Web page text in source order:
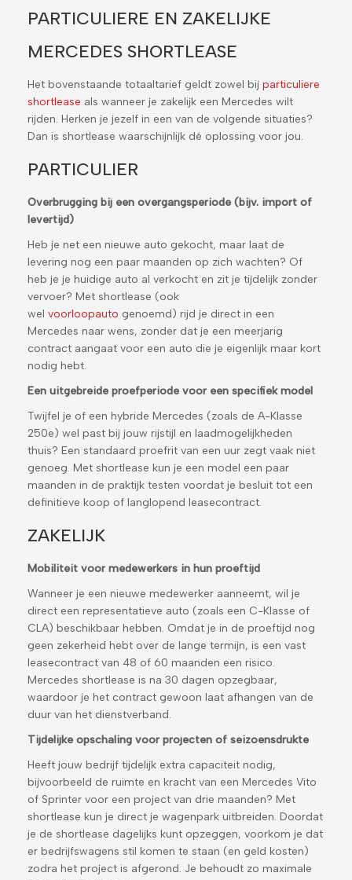
PARTICULIERE EN ZAKELIJKE
MERCEDES SHORTLEASE
Het bovenstaande totaaltarief geldt zowel bij particuliere
shortlease als wanneer je zakelijk een Mercedes wilt
rijden. Herken je jezelf in een van de volgende situaties?
Dan is shortlease waarschijnlijk dé oplossing voor jou.
PARTICULIER
Overbrugging bij een overgangsperiode (bijv. import of
levertijd)
Heb je net een nieuwe auto gekocht, maar laat de
levering nog een paar maanden op zich wachten? Of
heb je je huidige auto al verkocht en zit je tijdelijk zonder
vervoer? Met shortlease (ook
wel voorloopauto genoemd) rijd je direct in een
Mercedes naar wens, zonder dat je een meerjarig
contract aangaat voor een auto die je eigenlijk maar kort
nodig hebt.
Een uitgebreide proefperiode voor een specifiek model
Twijfel je of een hybride Mercedes (zoals de A-Klasse
250e) wel past bij jouw rijstijl en laadmogelijkheden
thuis? Een standaard proefrit van een uur zegt vaak niet
genoeg. Met shortlease kun je een model een paar
maanden in de praktijk testen voordat je besluit tot een
definitieve koop of langlopend leasecontract.
ZAKELIJK
Mobiliteit voor medewerkers in hun proeftijd
Wanneer je een nieuwe medewerker aanneemt, wil je
direct een representatieve auto (zoals een C-Klasse of
CLA) beschikbaar hebben. Omdat je in de proeftijd nog
geen zekerheid hebt over de lange termijn, is een vast
leasecontract van 48 of 60 maanden een risico.
Mercedes shortlease is na 30 dagen opzegbaar,
waardoor je het contract gewoon laat afhangen van de
duur van het dienstverband.
Tijdelijke opschaling voor projecten of seizoensdrukte
Heeft jouw bedrijf tijdelijk extra capaciteit nodig,
bijvoorbeeld de ruimte en kracht van een Mercedes Vito
of Sprinter voor een project van drie maanden? Met
shortlease kun je direct je wagenpark uitbreiden. Doordat
je de shortlease dagelijks kunt opzeggen, voorkom je dat
er bedrijfswagens stil komen te staan (en geld kosten)
zodra het project is afgerond. Je behoudt zo maximale